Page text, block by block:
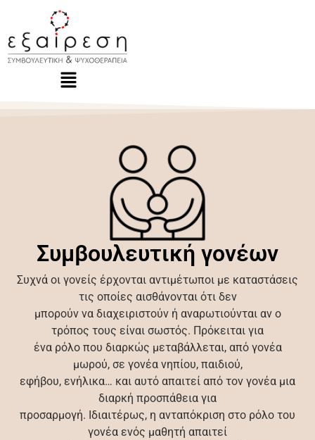
Συμβουλευτική γονέων
Συχνά οι γονείς έρχονται αντιμέτωποι με καταστάσεις
τις οποίες αισθάνονται ότι δεν
μπορούν να διαχειριστούν ή αναρωτιούνται αν ο
τρόπος τους είναι σωστός. Πρόκειται για
ένα ρόλο που διαρκώς μεταβάλλεται, από γονέα
μωρού, σε γονέα νηπίου, παιδιού,
εφήβου, ενήλικα… και αυτό απαιτεί από τον γονέα μια
διαρκή προσπάθεια για
προσαρμογή. Ιδιαιτέρως, η ανταπόκριση στο ρόλο του
γονέα ενός μαθητή απαιτεί